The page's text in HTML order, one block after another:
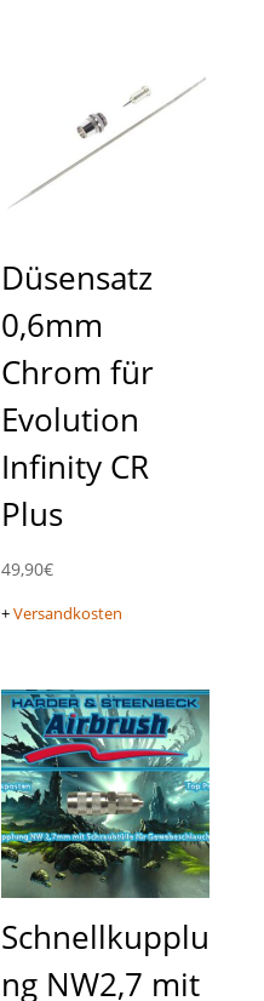
Düsensatz
0,6mm
Chrom für
Evolution
Infinity CR
Plus
49,90€
+Versandkosten
Schnellkupplu
ng NW2,7 mit